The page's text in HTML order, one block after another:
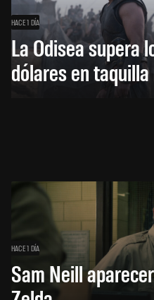
HACE 1 DÍA
La Odisea supera
dólares en
HACE 1 DÍA
Sam Neill